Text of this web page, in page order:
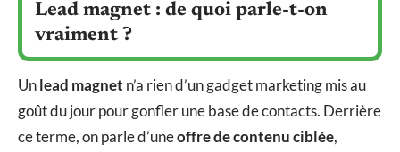
Lead magnet : de quoi parle-t-on
vraiment ?
Unlead magnet n’a rien d’un gadget marketing mis au
goût du jour pour gonfler une base de contacts. Derrière
ce terme, on parle d’uneoffre de contenu ciblée,